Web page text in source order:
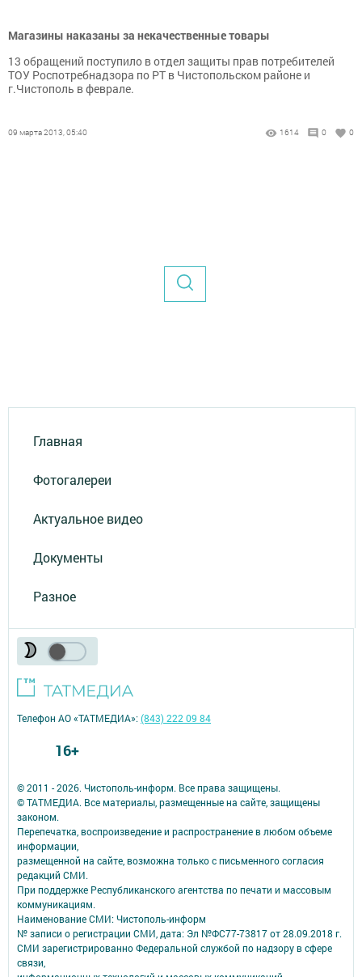
Магазины наказаны за некачественные товары
13 обращений поступило в отдел защиты прав потребителей
ТОУ Роспотребнадзора по РТ в Чистопольском районе и
г.Чистополь в феврале.
09 марта 2013, 05:40 1614 0 0
Главная
Фотогалереи
Актуальное видео
Документы
Разное
© 2011 - 2026. Чистополь-информ. Все права защищены.
© ТАТМЕДИА. Все материалы, размещенные на сайте, защищены
законом.
Перепечатка, воспроизведение и распространение в любом объеме
информации,
размещенной на сайте, возможна только с письменного согласия
редакций СМИ.
При поддержке Республиканского агентства по печати и массовым
коммуникациям.
Наименование СМИ: Чистополь-информ
№ записи о регистрации СМИ, дата: Эл №ФС77-73817 от 28.09.2018 г.
СМИ зарегистрированно Федеральной службой по надзору в сфере
связи,
Телефон АО «ТАТМЕДИА»:(843) 222 09 84
16+